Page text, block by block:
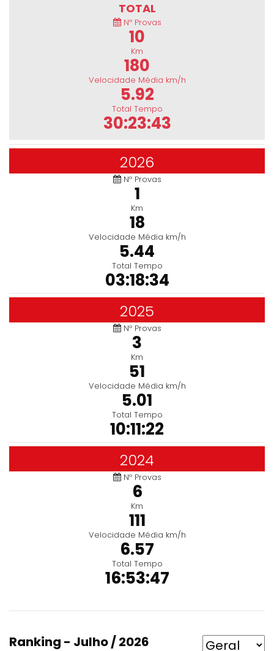
TOTAL
Nº Provas
10
Km
180
Velocidade Média km/h
5.92
Total Tempo
30:23:43
2026
Nº Provas
1
Km
18
Velocidade Média km/h
5.44
Total Tempo
03:18:34
2025
Nº Provas
3
Km
51
Velocidade Média km/h
5.01
Total Tempo
10:11:22
2024
Nº Provas
6
Km
111
Velocidade Média km/h
6.57
Total Tempo
16:53:47
Ranking - Julho / 2026